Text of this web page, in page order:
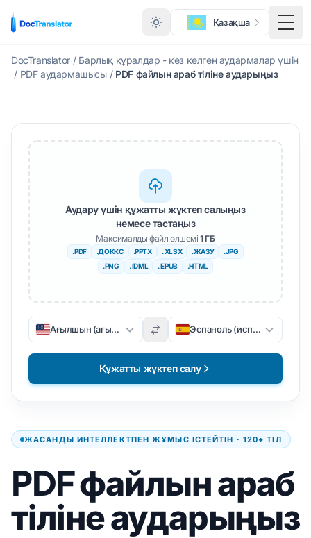
Қазақша
DocTranslator / Барлық құралдар - кез келген аудармалар үшін
/ PDF аудармашысы / PDF файлын араб тіліне аударыңыз
ЖАСАНДЫ ИНТЕЛЛЕКТПЕН ЖҰМЫС ІСТЕЙТІН · 120+ ТІЛ
PDF файлын араб
тіліне аударыңыз
Аудару үшін құжатты жүктеп салыңыз
немесе тастаңыз
Максималды файл өлшемі1 ГБ
.PDF .ДОККС .PPTX . XLSX .ЖАЗУ
.JPG
.PNG
. IDML . EPUB .HTML
Ағылшын (ағылшын) Эспаноль (испан)
Құжатты жүктеп салу